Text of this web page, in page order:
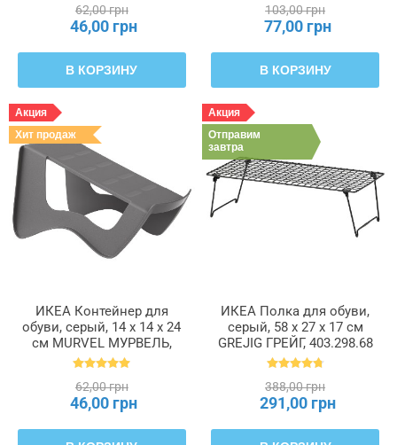
62,00 грн
46,00 грн
В КОРЗИНУ
103,00 грн
77,00 грн
В КОРЗИНУ
Акция
Хит продаж
ИКЕА Контейнер для
обуви, серый, 14 x 14 x 24
см MURVEL МУРВЕЛЬ,
204.348.32
62,00 грн
46,00 грн
Акция
Отправим
завтра
ИКЕА Полка для обуви,
серый, 58 x 27 x 17 см
GREJIG ГРЕЙГ, 403.298.68
388,00 грн
291,00 грн